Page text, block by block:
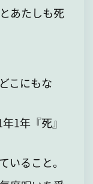
あたしも死
こにもな
1年『死』
いること。